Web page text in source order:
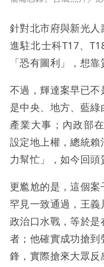
到紫爆」
白海豚暴風侵
馬祖60%最高
針對北市府與新光
進駐北士科T17、
「恐有圖利」，想
不過，輝達案早已
是中央、地方、藍
產業大事；內政部
設定地上權，總統
力幫忙」，如今回頭
更尷尬的是，這個
罕見一致通過，王
政治口水戰，等於
者；他確實成功搶
鋒，實際搶來大眾反